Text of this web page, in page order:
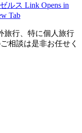
ルス Link Opens in
Tab
旅行、特に個人旅行
相談は是非お任せく